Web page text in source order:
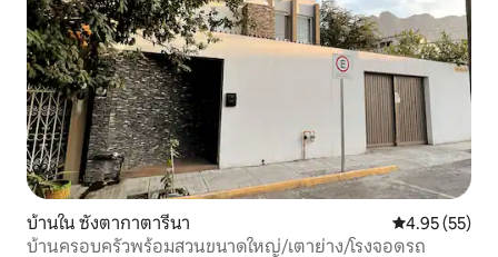
บ้านใน ซังตากาตารีนา คะแนนเฉลี่ย
4.95 (55)
บ้านครอบครัวพร้อมสวนขนาดใหญ่/เตาย่าง/โรงจอดรถ